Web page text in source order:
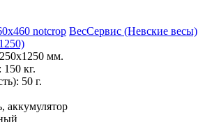
ВесСервис (Невские весы)
мм.
150 кг.
50 г.
аккумулятор